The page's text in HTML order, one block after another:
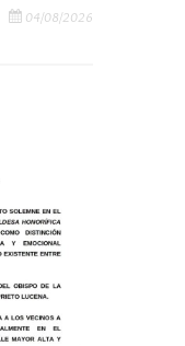
04/08/2026